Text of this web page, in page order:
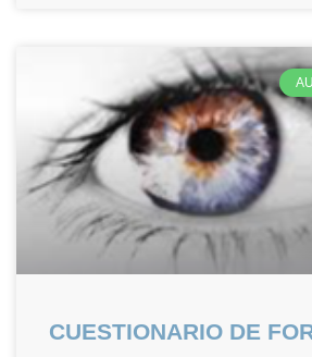
CUESTIONARIO DE